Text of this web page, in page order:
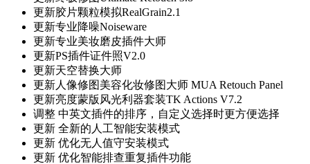
更新胶片颗粒模拟RealGrain2.1
更新专业降噪Noiseware
更新专业美妆磨皮插件大师
更新PS插件证件照V2.0
更新天空替换大师
更新人像修图美容化妆修图大师 MUA Retouch Panel
更新亮度蒙版风光利器套装TK Actions V7.2
调整 中英文插件的排序，自定义选择时更方便选择
更新 全新的人工智能安装模式
更新 优化无人值守安装模式
更新 优化智能排查重复插件功能